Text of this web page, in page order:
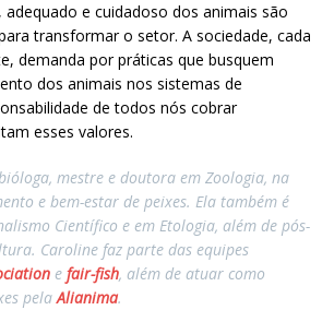
e cuidadoso dos animais são
transformar o setor. A sociedade, cada
demanda por práticas que busquem
dos animais nos sistemas de
de todos nós cobrar
esses valores.
mestre e doutora em Zoologia, na
e bem-estar de peixes. Ela também é
Científico e em Etologia, além de pós-
Caroline faz parte das equipes
e fair-fish, além de atuar como
pelaAlianima.